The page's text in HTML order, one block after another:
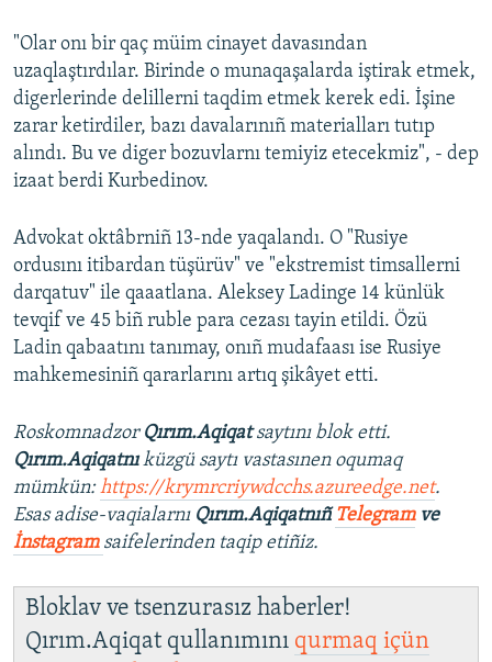
"Olar onı bir qaç müim cinayet davasından
uzaqlaştırdılar. Birinde o munaqaşalarda iştirak etmek,
digerlerinde delillerni taqdim etmek kerek edi. İşine
zarar ketirdiler, bazı davalarınıñ materialları tutıp
alındı. Bu ve diger bozuvlarnı temiyiz etecekmiz", - dep
izaat berdi Kurbedinov.
Advokat oktâbrniñ 13-nde yaqalandı. O "Rusiye
ordusını itibardan tüşürüv" ve "ekstremist timsallerni
darqatuv" ile qaaatlana. Aleksey Ladinge 14 künlük
tevqif ve 45 biñ ruble para cezası tayin etildi. Özü
Ladin qabaatını tanımay, onıñ mudafaası ise Rusiye
mahkemesiniñ qararlarını artıq şikâyet etti.
Roskomnadzor Qırım.Aqiqatsaytını blok etti.
Qırım.Aqiqatnıküzgü saytı vastasınen oqumaq
mümkün:https://krymrcriywdcchs.azureedge.net.
Esas adise-vaqialarnı Qırım.Aqiqatnıñ Telegramve
İnstagram saifelerinden taqip etiñiz.
Bloklav ve tsenzurasız haberler!
Qırım.Aqiqat qullanımını qurmaq içün